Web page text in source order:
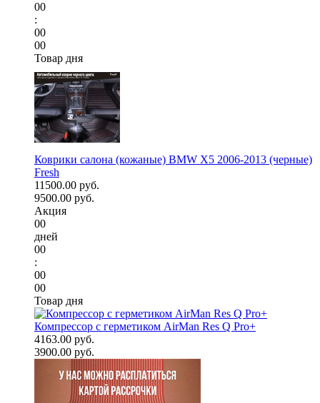
00
:
00
00
Товар дня
Коврики салона (кожаные) BMW X5 2006-2013 (черные)
Fresh
11500.00 руб.
9500.00 руб.
Акция
00
дней
00
:
00
00
Товар дня
Компрессор с герметиком AirMan Res Q Pro+
4163.00 руб.
3900.00 руб.